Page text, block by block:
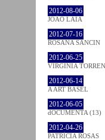
2012-08-06
JOÃO LAIA
2012-07-16
ROSANA SANCIN
2012-06-25
VIRGINIA
2012-06-14
A ART BASEL
2012-06-05
dOCUMENTA (13)
2012-04-26
PATRÍCIA ROSAS